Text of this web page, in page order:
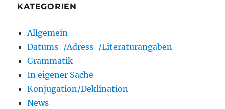
KATEGORIEN
Allgemein
Datums-/Adress-/Literaturangaben
Grammatik
In eigener Sache
Konjugation/Deklination
News